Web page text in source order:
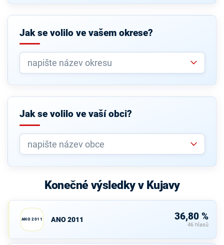
Jak se volilo ve vašem okrese?
Jak se volilo ve vaší obci?
Konečné výsledky v Kujavy
ANO 2011 ANO 2011 36,80 %
46 hlasů